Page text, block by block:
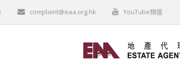
complaint@eaa.org.hk YouTube頻道